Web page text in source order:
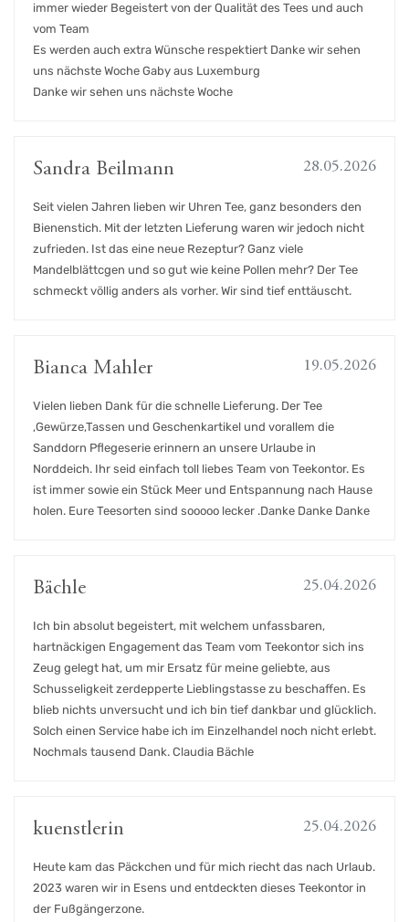
immer wieder Begeistert von der Qualität des Tees und auch
vom Team
Es werden auch extra Wünsche respektiert Danke wir sehen
uns nächste Woche Gaby aus Luxemburg
Danke wir sehen uns nächste Woche
Sandra Beilmann 28.05.2026
Seit vielen Jahren lieben wir Uhren Tee, ganz besonders den
Bienenstich. Mit der letzten Lieferung waren wir jedoch nicht
zufrieden. Ist das eine neue Rezeptur? Ganz viele
Mandelblättcgen und so gut wie keine Pollen mehr? Der Tee
schmeckt völlig anders als vorher. Wir sind tief enttäuscht.
Bianca Mahler 19.05.2026
Vielen lieben Dank für die schnelle Lieferung. Der Tee
,Gewürze,Tassen und Geschenkartikel und vorallem die
Sanddorn Pflegeserie erinnern an unsere Urlaube in
Norddeich. Ihr seid einfach toll liebes Team von Teekontor. Es
ist immer sowie ein Stück Meer und Entspannung nach Hause
holen. Eure Teesorten sind sooooo lecker .Danke Danke Danke
Bächle 25.04.2026
Ich bin absolut begeistert, mit welchem unfassbaren,
hartnäckigen Engagement das Team vom Teekontor sich ins
Zeug gelegt hat, um mir Ersatz für meine geliebte, aus
Schusseligkeit zerdepperte Lieblingstasse zu beschaffen. Es
blieb nichts unversucht und ich bin tief dankbar und glücklich.
Solch einen Service habe ich im Einzelhandel noch nicht erlebt.
Nochmals tausend Dank. Claudia Bächle
kuenstlerin 25.04.2026
Heute kam das Päckchen und für mich riecht das nach Urlaub.
2023 waren wir in Esens und entdeckten dieses Teekontor in
der Fußgängerzone.